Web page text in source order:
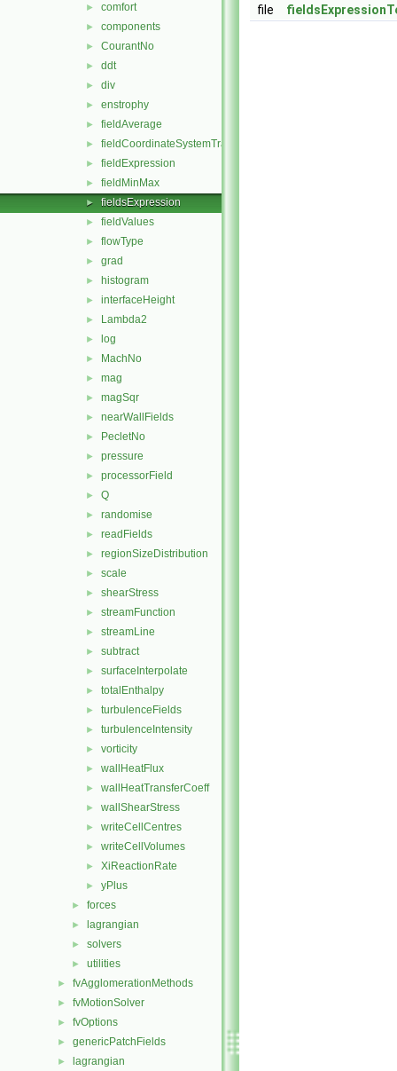
► comfort
► components
► CourantNo
► ddt
► div
► enstrophy
► fieldAverage
► fieldCoordinateSystemTransform
► fieldExpression
► fieldMinMax
► fieldsExpression
► fieldValues
► flowType
► grad
► histogram
► interfaceHeight
► Lambda2
► log
► MachNo
► mag
► magSqr
► nearWallFields
► PecletNo
► pressure
► processorField
► Q
► randomise
► readFields
► regionSizeDistribution
► scale
► shearStress
► streamFunction
► streamLine
► subtract
► surfaceInterpolate
► totalEnthalpy
► turbulenceFields
► turbulenceIntensity
► vorticity
► wallHeatFlux
► wallHeatTransferCoeff
► wallShearStress
► writeCellCentres
► writeCellVolumes
► XiReactionRate
► yPlus
► forces
► lagrangian
► solvers
► utilities
► fvAgglomerationMethods
► fvMotionSolver
► fvOptions
► genericPatchFields
► lagrangian
file